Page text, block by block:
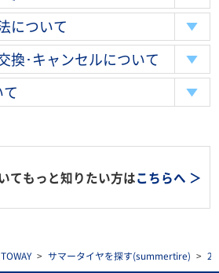
について
換･キャンセルについて
てもっと知りたい方はこちらへ ＞
> サマータイヤを探す(summertire) >